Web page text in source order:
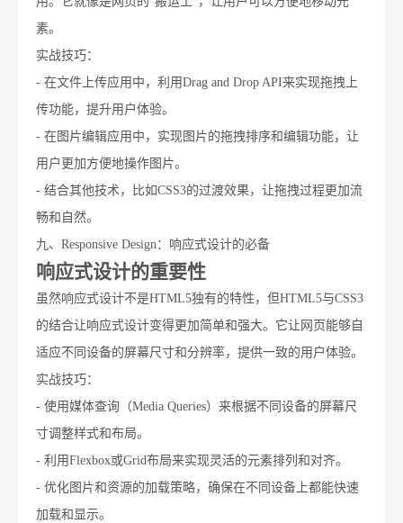
素。
实战技巧：
- 在文件上传应用中，利用Drag and Drop API来实现拖拽上
传功能，提升用户体验。
- 在图片编辑应用中，实现图片的拖拽排序和编辑功能，让
用户更加方便地操作图片。
- 结合其他技术，比如CSS3的过渡效果，让拖拽过程更加流
畅和自然。
九、Responsive Design：响应式设计的必备
响应式设计的重要性
虽然响应式设计不是HTML5独有的特性，但HTML5与CSS3
的结合让响应式设计变得更加简单和强大。它让网页能够自
适应不同设备的屏幕尺寸和分辨率，提供一致的用户体验。
实战技巧：
- 使用媒体查询（Media Queries）来根据不同设备的屏幕尺
寸调整样式和布局。
- 利用Flexbox或Grid布局来实现灵活的元素排列和对齐。
- 优化图片和资源的加载策略，确保在不同设备上都能快速
加载和显示。